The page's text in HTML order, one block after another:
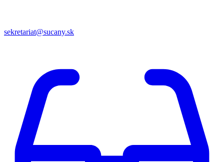
sekretariat@sucany.sk